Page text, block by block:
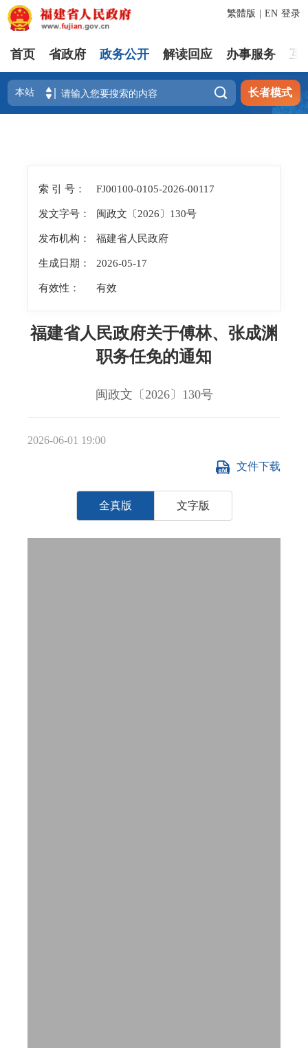
登录
繁體版 EN
首页 省政府 政务公开 解读回应 办事服务 互
 长者模式
索 引 号： FJ00100-0105-2026-00117
发文字号： 闽政文〔2026〕130号
发布机构： 福建省人民政府
生成日期： 2026-05-17
有效性： 有效
福建省人民政府关于傅林、张成渊
职务任免的通知
闽政文〔2026〕130号
2026-06-01 19:00
全真版 文字版
文件下载